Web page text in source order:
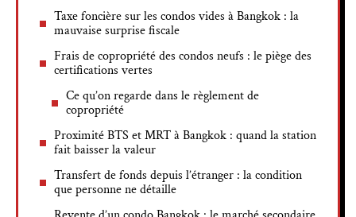
Taxe foncière sur les condos vides à Bangkok : la
mauvaise surprise fiscale
Frais de copropriété des condos neufs : le piège des
certifications vertes
Ce qu’on regarde dans le règlement de
copropriété
Proximité BTS et MRT à Bangkok : quand la station
fait baisser la valeur
Transfert de fonds depuis l’étranger : la condition
que personne ne détaille